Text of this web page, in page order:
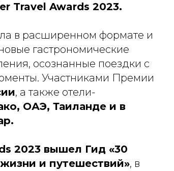
Travel Awards 2023.
в расширенном формате и
гастрономические
осознанные поездки с
Участниками Премии
, а также отели-
ОАЭ, Таиланде и в
2023 вышел Гид «30
и путешествий», в